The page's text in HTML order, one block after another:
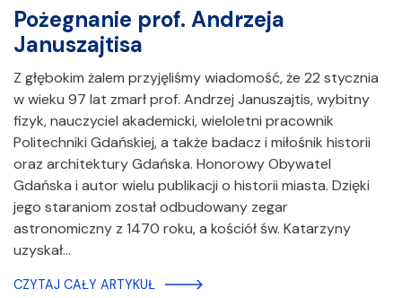
Pożegnanie prof. Andrzeja
Januszajtisa
Z głębokim żalem przyjęliśmy wiadomość, że 22 stycznia
w wieku 97 lat zmarł prof. Andrzej Januszajtis, wybitny
fizyk, nauczyciel akademicki, wieloletni pracownik
Politechniki Gdańskiej, a także badacz i miłośnik historii
oraz architektury Gdańska. Honorowy Obywatel
Gdańska i autor wielu publikacji o historii miasta. Dzięki
jego staraniom został odbudowany zegar
astronomiczny z 1470 roku, a kościół św. Katarzyny
uzyskał…
CZYTAJ CAŁY ARTYKUŁ